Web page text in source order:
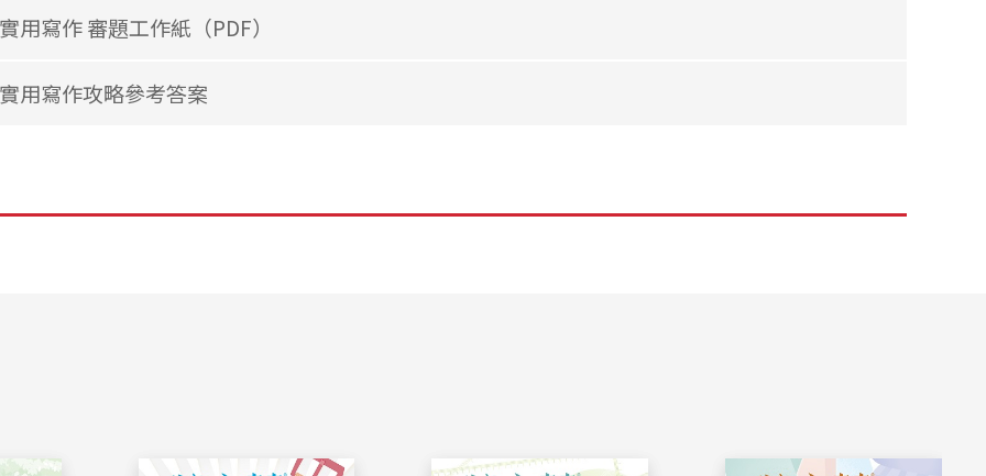
用寫作 審題工作紙（PDF）
用寫作攻略參考答案